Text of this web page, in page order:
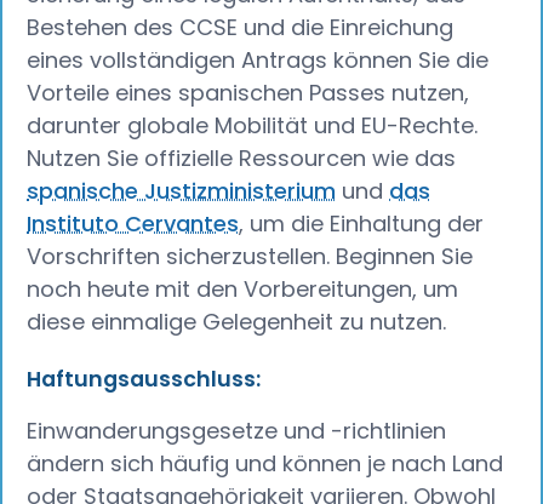
Bestehen des CCSE und die Einreichung
eines vollständigen Antrags können Sie die
Vorteile eines spanischen Passes nutzen,
darunter globale Mobilität und EU-Rechte.
Nutzen Sie offizielle Ressourcen wie das
spanische Justizministerium und das
Instituto Cervantes, um die Einhaltung der
Vorschriften sicherzustellen. Beginnen Sie
noch heute mit den Vorbereitungen, um
diese einmalige Gelegenheit zu nutzen.
Haftungsausschluss:
Einwanderungsgesetze und -richtlinien
ändern sich häufig und können je nach Land
oder Staatsangehörigkeit variieren. Obwohl